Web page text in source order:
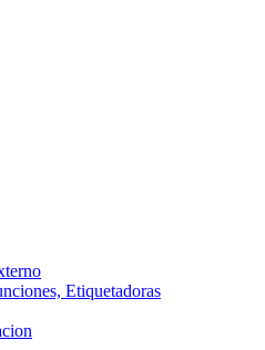
Etiquetadoras